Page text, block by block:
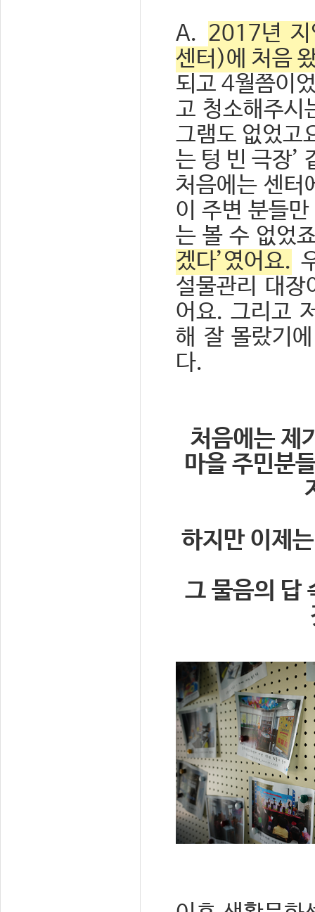
A. 2017년 지
센터)에 처음
되고 4월쯤이
고 청소해주시
그램도 없었고
는 텅 빈 극장’
처음에는 센터
이 주변 분들
는 볼 수 없었
겠다’였어요.
설물관리 대
어요. 그리고
해 잘 몰랐기
다.
처음에는 제
마을 주민분
하지만 이제
그 물음의 답